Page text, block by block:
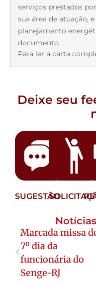
serviços prestados
sua área de atuação,
planejamento
documento.
Para ler a carta
Deixe seu
SUGESTÃO
Marcada missa
7º dia da
funcionária do
Senge-RJ